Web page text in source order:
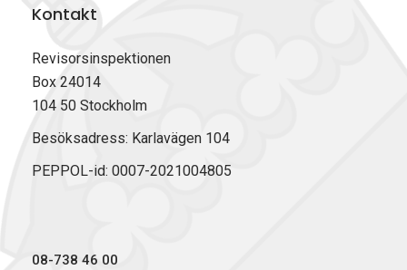
Kontakt
Revisorsinspektionen
Box 24014
104 50 Stockholm
Besöksadress: Karlavägen 104
PEPPOL-id: 0007-2021004805
08-738 46 00